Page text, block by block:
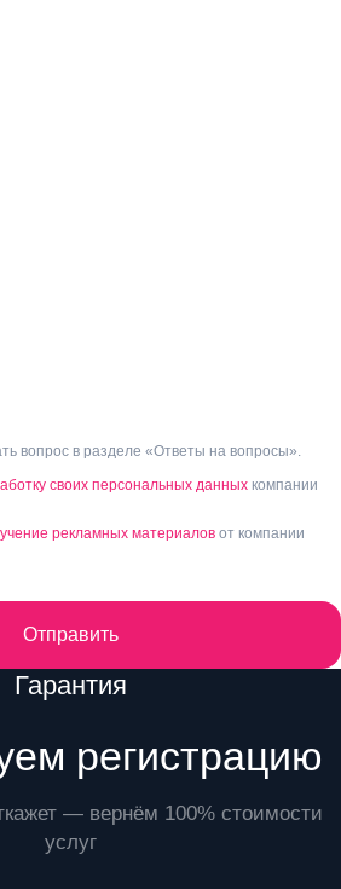
вопрос в разделе «Ответы на вопросы».
своих персональных данных компании
рекламных материалов от компании
Отправить
Гарантия
регистрацию
— вернём 100% стоимости
услуг